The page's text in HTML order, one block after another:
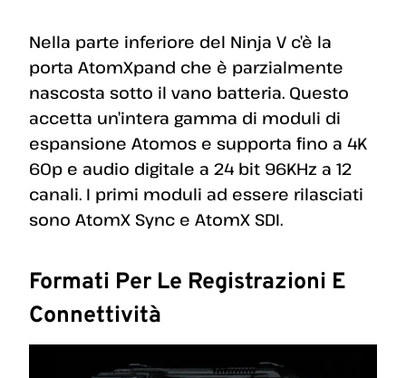
Nella parte inferiore del Ninja V c’è la
porta AtomXpand che è parzialmente
nascosta sotto il vano batteria. Questo
accetta un’intera gamma di moduli di
espansione Atomos e supporta fino a 4K
60p e audio digitale a 24 bit 96KHz a 12
canali. I primi moduli ad essere rilasciati
sono AtomX Sync e AtomX SDI.
Formati Per Le Registrazioni E
Connettività